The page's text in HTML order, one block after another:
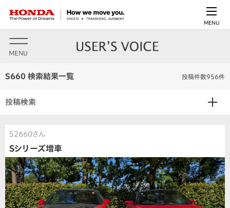
MENU
MENU
S660 検索結果一覧 投稿件数956件
投稿検索
S2660さん
Sシリーズ増車